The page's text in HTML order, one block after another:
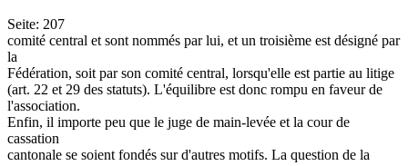
Seite: 207
comité central et sont nommés par lui, et un troisième est désigné par
la
Fédération, soit par son comité central, lorsqu'elle est partie au litige
(art. 22 et 29 des statuts). L'équilibre est donc rompu en faveur de
l'association.
Enfin, il importe peu que le juge de main-levée et la cour de
cassation
cantonale se soient fondés sur d'autres motifs. La question de la